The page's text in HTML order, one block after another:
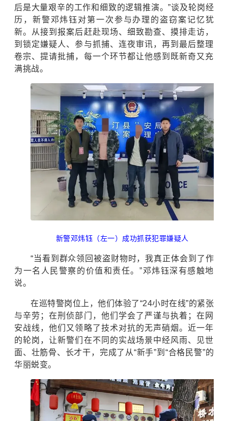
后是大量艰辛的工作和细致的逻辑推演。”谈及轮岗经
历，新警邓炜钰对第一次参与办理的盗窃案记忆犹
新。从接到报案后赶赴现场、细致勘查、摸排走访，
到锁定嫌疑人、参与抓捕、连夜审讯，再到最后整理
卷宗、提请批捕，每一个环节都让他感到既新奇又充
满挑战。
新警邓炜钰（左一）成功抓获犯罪嫌疑人
“当看到群众领回被盗财物时，我真正体会到了作
为一名人民警察的价值和责任。”邓炜钰深有感触地
说。
在巡特警岗位上，他们体验了“24小时在线”的紧张
与辛劳；在刑侦部门，他们学会了严谨与执着；在网
安战线，他们又领略了技术对抗的无声硝烟。近一年
的轮岗，让新警们在不同的实战场景中经风雨、见世
面、壮筋骨、长才干，完成了从“新手”到“合格民警”的
华丽蜕变。